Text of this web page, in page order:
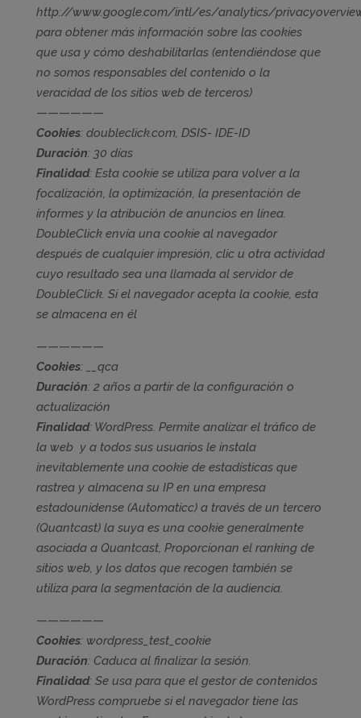
http://www.google.com/intl/es/analytics/
para obtener más información sobre las cookies
que usa y cómo deshabilitarlas (entendiéndose que
no somos responsables del contenido o la
veracidad de los sitios web de terceros)
——————
Cookies: doubleclick.com, DSIS- IDE-ID
Duración: 30 días
Finalidad: Esta cookie se utiliza para volver a la
focalización, la optimización, la presentación de
informes y la atribución de anuncios en línea.
DoubleClick envía una cookie al navegador
después de cualquier impresión, clic u otra actividad
cuyo resultado sea una llamada al servidor de
DoubleClick. Si el navegador acepta la cookie, esta
se almacena en él
——————
Cookies: __qca
Duración: 2 años a partir de la configuración o
actualización
Finalidad: WordPress. Permite analizar el tráfico de
la web y a todos sus usuarios le instala
inevitablemente una cookie de estadísticas que
rastrea y almacena su IP en una empresa
estadounidense (Automaticc) a través de un tercero
(Quantcast) la suya es una cookie generalmente
asociada a Quantcast, Proporcionan el ranking de
sitios web, y los datos que recogen también se
utiliza para la segmentación de la audiencia.
——————
Cookies: wordpress_test_cookie
Duración: Caduca al finalizar la sesión.
Finalidad: Se usa para que el gestor de contenidos
WordPress compruebe si el navegador tiene las